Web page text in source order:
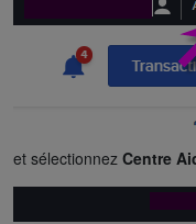
et sélectionnez Centre